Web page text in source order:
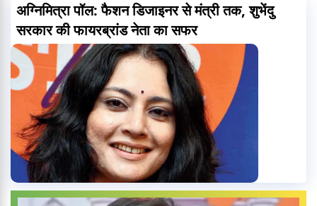
अग्निमित्रा पॉल: फैशन डिजाइनर से मंत्री तक, शुभेंदु
सरकार की फायरब्रांड नेता का सफर